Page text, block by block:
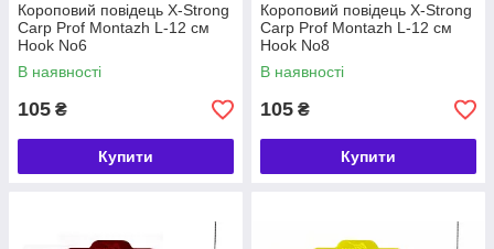
Короповий повідець X-Strong
Carp Prof Montazh L-12 см
Hook No6
В наявності
105 ₴
Купити
Короповий повідець X-Strong
Carp Prof Montazh L-12 см
Hook No8
В наявності
105 ₴
Купити